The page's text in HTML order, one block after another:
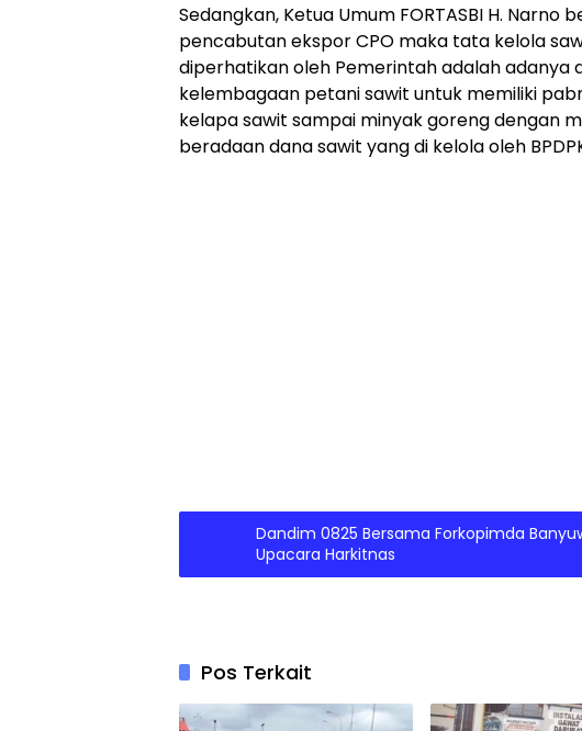
Sedangkan, Ketua Umum FORTASBI H. Narno
pencabutan ekspor CPO maka tata kelola
diperhatikan oleh Pemerintah adalah adanya
kelembagaan petani sawit untuk memiliki
kelapa sawit sampai minyak goreng dengan
beradaan dana sawit yang di kelola oleh
Dandim 0825 Bersama Forkopimda
Upacara Harkitnas
Pos Terkait